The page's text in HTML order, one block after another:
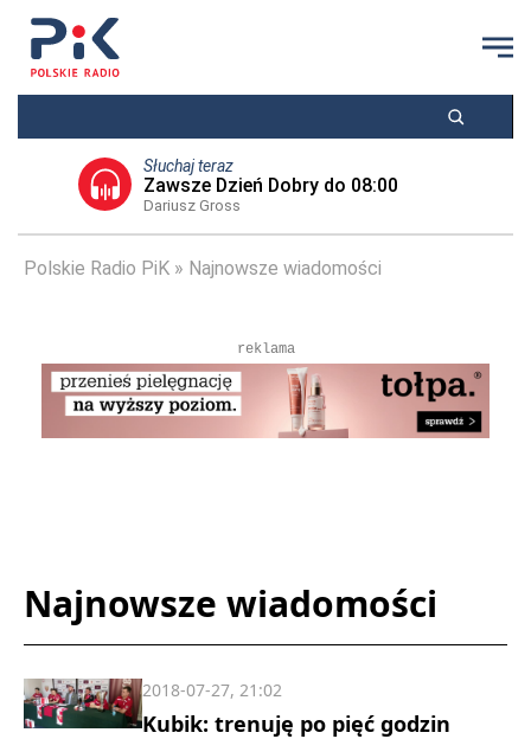
Słuchaj teraz
Zawsze Dzień Dobry do 08:00
Dariusz Gross
Polskie Radio PiK Najnowsze wiadomości
reklama
Najnowsze wiadomości
Kubik: trenuję po pięć godzin
2018-07-27, 21:02